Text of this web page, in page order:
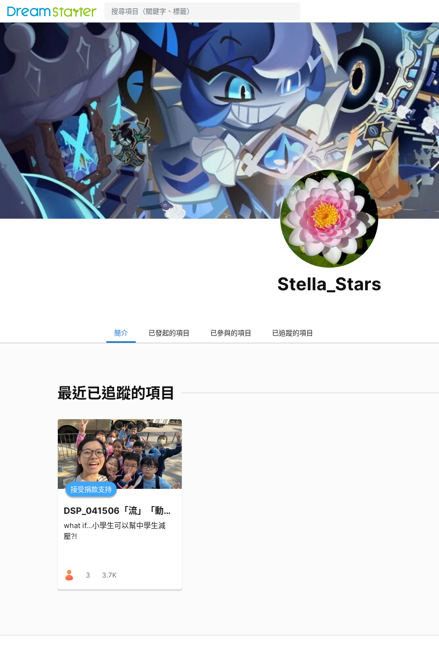
Stella_Stars
簡介 已發起的項目 已參與的項目 已追蹤的項目
最近已追蹤的項目
接受捐款支持
DSP_041506「流」「動」之家
what if...小學生可以幫中學生減
壓?!
3 3.7K